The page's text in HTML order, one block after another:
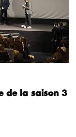
de la saison 3